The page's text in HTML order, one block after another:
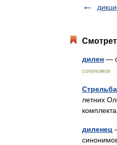
дилен —
синонимов
летних
диленец